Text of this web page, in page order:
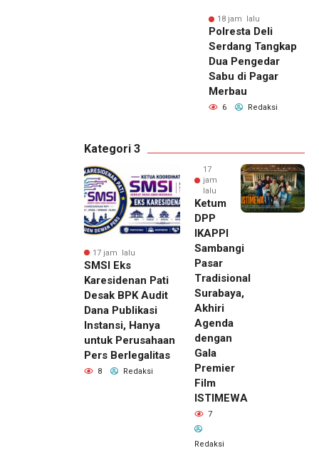
18 jam lalu
Polresta Deli
Serdang Tangkap
Dua Pengedar
Sabu di Pagar
Merbau
6 Redaksi
Kategori 3
17 jam lalu
SMSI Eks
Karesidenan Pati
Desak BPK Audit
Dana Publikasi
Instansi, Hanya
untuk Perusahaan
Pers Berlegalitas
8 Redaksi
17
jam
lalu
Ketum
DPP
IKAPPI
Sambangi
Pasar
Tradisional
Surabaya,
Akhiri
Agenda
dengan
Gala
Premier
Film
ISTIMEWA
7
Redaksi